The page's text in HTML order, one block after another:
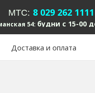
MTC: 8 029 262 1111
54: будни с 15-00
Доставка и оплата